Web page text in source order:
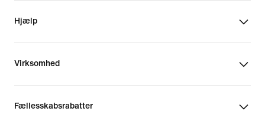
Hjælp
Virksomhed
Fællesskabsrabatter